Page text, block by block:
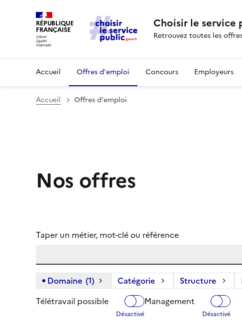
RÉPUBLIQUE
FRANÇAISE Choisir le service
Retrouvez toutes les
Accueil Offres d'emploi Concours Employeurs
Accueil Offres d'emploi
Nos offres
Taper un métier, mot-clé ou référence
Domaine (1) (1 filtre actif) :
Catégorie Structure
Télétravail possible
Management